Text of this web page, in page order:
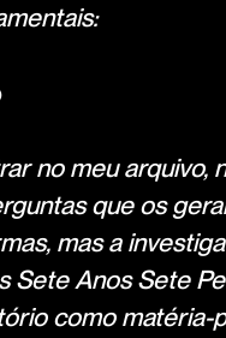
no meu arquivo,
que os
mas a
Sete Anos Sete
como matéria-